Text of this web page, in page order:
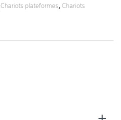
Chariots plateformes, Chariots